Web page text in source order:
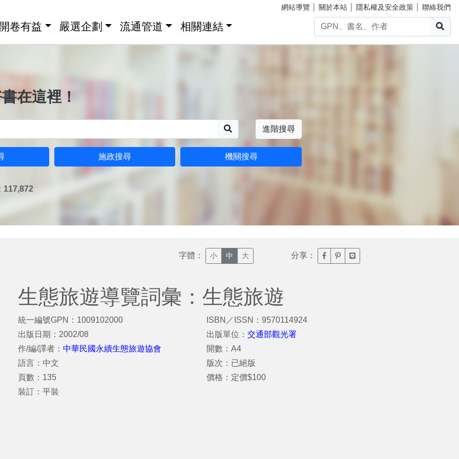
網站導覽 關於本站 隱私權及安全政策 聯絡我們
卷有益 嚴選企劃 流通管道 相關連結
在這裡！
進階搜尋
施政搜尋 機關搜尋
117,872
字體： 小 中 大 分享： 臉書分享(另開新視窗)
噗浪分享(另開新視窗)
Line分享(另開新視窗)
生態旅遊導覽詞彙：生態旅遊
統一編號GPN：1009102000
出版日期：2002/08
作/編/譯者： 中華民國永續生態旅遊協會
語言：中文
頁數：135
裝訂：平裝
ISBN／ISSN：9570114924
出版單位：交通部觀光署
開數：A4
版次：已絕版
價格：定價$100